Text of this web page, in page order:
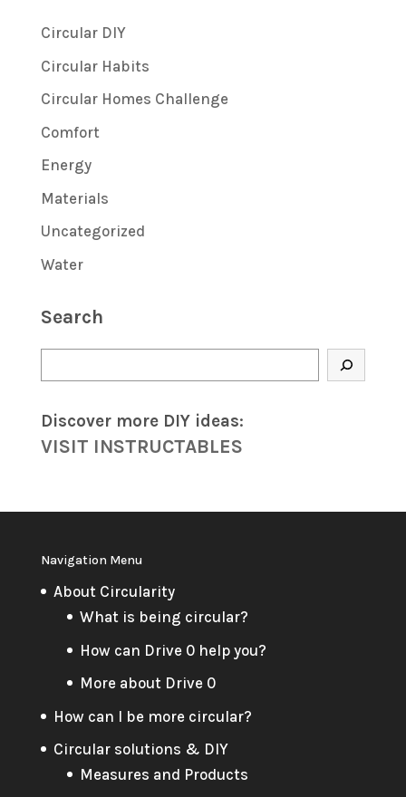
Circular DIY
Circular Habits
Circular Homes Challenge
Comfort
Energy
Materials
Uncategorized
Water
Search
Discover more DIY ideas:
VISIT INSTRUCTABLES
Navigation Menu
About Circularity
What is being circular?
How can Drive 0 help you?
More about Drive 0
How can I be more circular?
Circular solutions & DIY
Measures and Products